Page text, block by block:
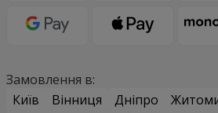
Замовлення в:
Київ
Вінниця Дніпро